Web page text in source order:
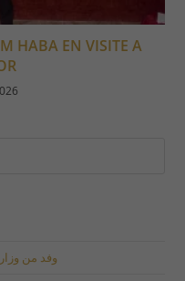
HABA EN VISITE A
وفد من